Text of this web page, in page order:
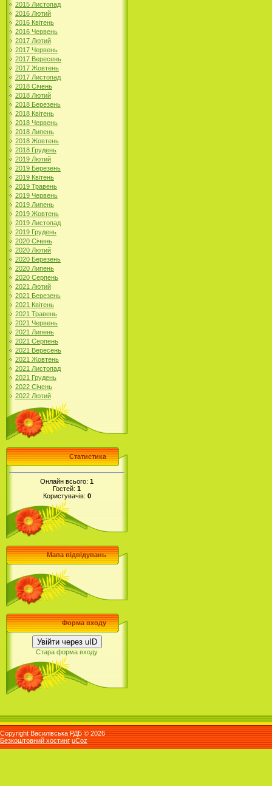
2015 Листопад
2016 Лютий
2016 Квітень
2016 Червень
2017 Лютий
2017 Червень
2017 Вересень
2017 Жовтень
2017 Листопад
2018 Січень
2018 Лютий
2018 Березень
2018 Квітень
2018 Червень
2018 Липень
2018 Жовтень
2018 Грудень
2019 Лютий
2019 Березень
2019 Квітень
2019 Травень
2019 Червень
2019 Липень
2019 Жовтень
2019 Листопад
2019 Грудень
2020 Січень
2020 Лютий
2020 Березень
2020 Липень
2020 Серпень
2021 Лютий
2021 Березень
2021 Квітень
2021 Травень
2021 Червень
2021 Липень
2021 Серпень
2021 Вересень
2021 Жовтень
2021 Листопад
2021 Грудень
2022 Січень
2022 Лютий
Статистика
Онлайн всього: 1
Гостей: 1
Користувачів: 0
Мапа відвідувань
Форма входу
Увійти через uID
Стара форма входу
Copyright Василівська РДБ © 2026
Безкоштовний хостинг uCoz